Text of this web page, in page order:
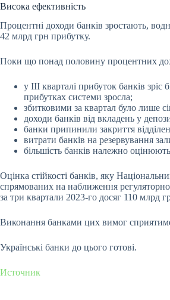
Висока ефективність
Процентні доходи банків зростають,
42 млрд грн прибутку.
Поки що понад половину процентних
у III кварталі прибуток банків
прибутках системи зросла;
збитковими за квартал було лише
доходи банків від вкладень у
банки припинили закриття
витрати банків на резервування
більшість банків належно
Оцінка стійкості банків, яку
спрямованих на наближення
за три квартали 2023-го досяг 110 млрд
Виконання банками цих вимог
Українські банки до цього готові.
Источник